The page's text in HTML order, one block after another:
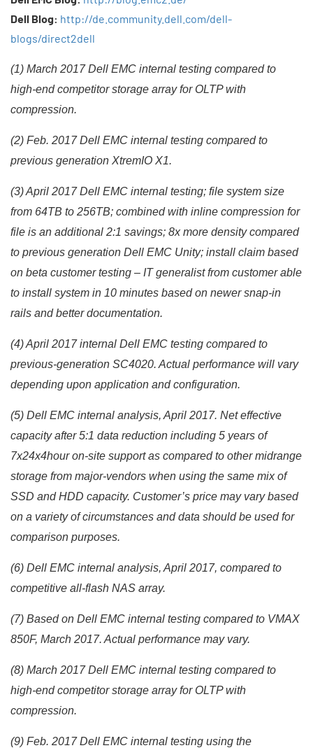
Dell Blog: http://de.community.dell.com/dell-
blogs/direct2dell
(1) March 2017 Dell EMC internal testing compared to
high-end competitor storage array for OLTP with
compression.
(2) Feb. 2017 Dell EMC internal testing compared to
previous generation XtremIO X1.
(3) April 2017 Dell EMC internal testing; file system size
from 64TB to 256TB; combined with inline compression for
file is an additional 2:1 savings; 8x more density compared
to previous generation Dell EMC Unity; install claim based
on beta customer testing – IT generalist from customer able
to install system in 10 minutes based on newer snap-in
rails and better documentation.
(4) April 2017 internal Dell EMC testing compared to
previous-generation SC4020. Actual performance will vary
depending upon application and configuration.
(5) Dell EMC internal analysis, April 2017. Net effective
capacity after 5:1 data reduction including 5 years of
7x24x4hour on-site support as compared to other midrange
storage from major-vendors when using the same mix of
SSD and HDD capacity. Customer’s price may vary based
on a variety of circumstances and data should be used for
comparison purposes.
(6) Dell EMC internal analysis, April 2017, compared to
competitive all-flash NAS array.
(7) Based on Dell EMC internal testing compared to VMAX
850F, March 2017. Actual performance may vary.
(8) March 2017 Dell EMC internal testing compared to
high-end competitor storage array for OLTP with
compression.
(9) Feb. 2017 Dell EMC internal testing using the